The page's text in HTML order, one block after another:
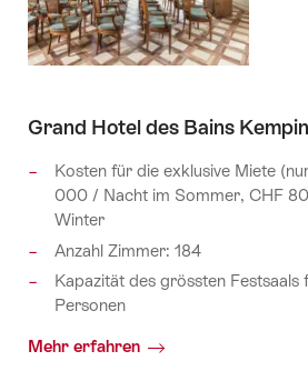
Grand Hotel des Bains
Kosten für die exklusive Miete
000 / Nacht im Sommer, CHF
Winter
Anzahl Zimmer: 184
Kapazität des grössten
Personen
Mehr erfahren